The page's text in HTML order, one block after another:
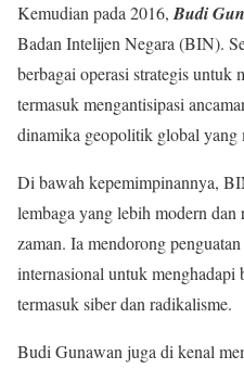
Kemudian pada 2016,Budi
Badan Intelijen Negara (BIN).
berbagai operasi strategis untuk
termasuk mengantisipasi
dinamika geopolitik global yang
Di bawah kepemimpinannya,
lembaga yang lebih modern dan
zaman. Ia mendorong
internasional untuk menghadapi
termasuk siber dan radikalisme.
Budi Gunawan juga di kenal